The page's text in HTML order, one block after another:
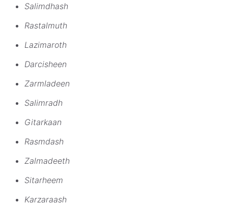
Salimdhash
Rastalmuth
Lazimaroth
Darcisheen
Zarmladeen
Salimradh
Gitarkaan
Rasmdash
Zalmadeeth
Sitarheem
Karzaraash